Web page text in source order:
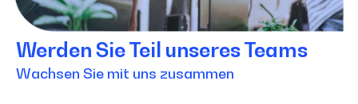
Werden Sie Teil unseres Teams
Wachsen Sie mit uns zusammen